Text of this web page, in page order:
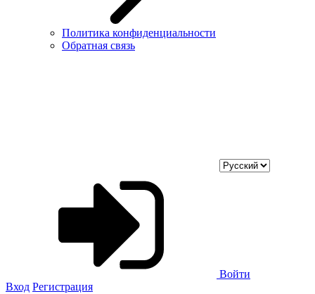
Политика конфиденциальности
Обратная связь
Войти
Вход Регистрация